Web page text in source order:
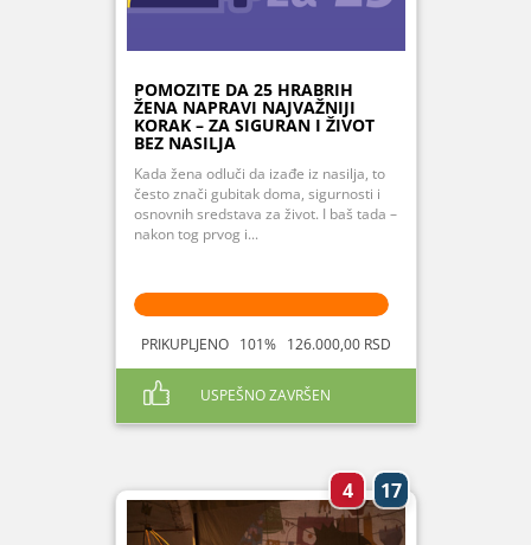
POMOZITE DA 25 HRABRIH
ŽENA NAPRAVI NAJVAŽNIJI
KORAK – ZA SIGURAN I ŽIVOT
BEZ NASILJA
Kada žena odluči da izađe iz nasilja, to
često znači gubitak doma, sigurnosti i
osnovnih sredstava za život. I baš tada –
nakon tog prvog i...
PRIKUPLJENO 101% 126.000,00 RSD
USPEŠNO ZAVRŠEN
4 17